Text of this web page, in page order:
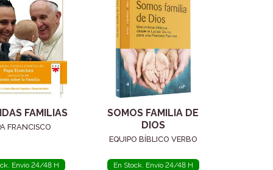
FAMILIAS
FRANCISCO
Envío 24/48 H
SOMOS FAMILIA DE
DIOS
EQUIPO BÍBLICO VERBO
En Stock. Envío 24/48 H